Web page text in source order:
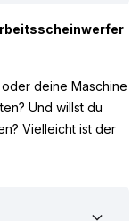
deine Maschine
Und willst du
Vielleicht ist der
12 und 24 Volt. Das